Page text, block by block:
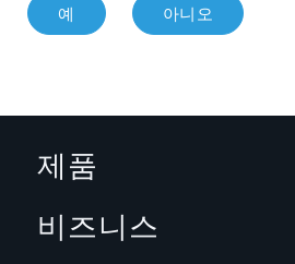
예 아니오
제품
비즈니스